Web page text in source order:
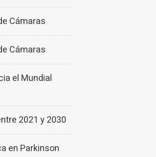
Cámaras
Cámaras
el Mundial
2021 y 2030
en Parkinson